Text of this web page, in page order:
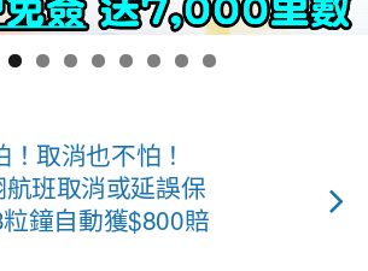
取消也不怕！
班取消或延誤保
鐘自動獲$800賠